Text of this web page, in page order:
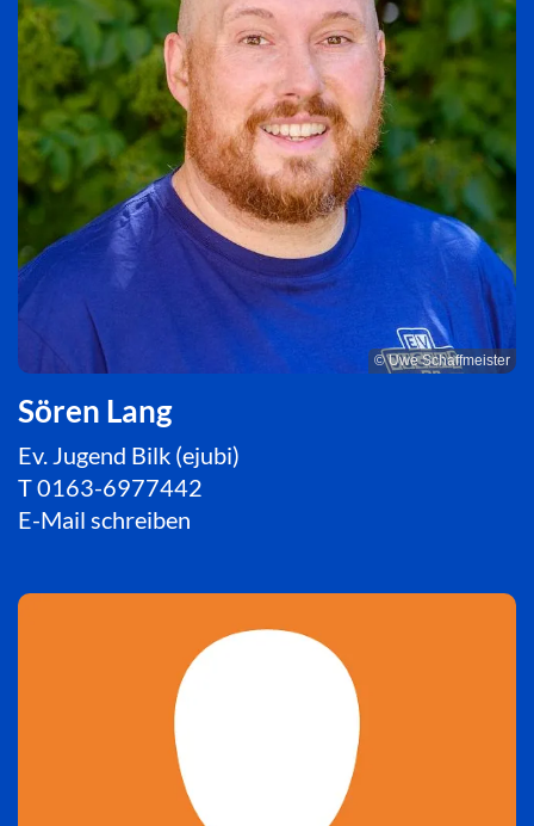
© Uwe Schaffmeister
Sören Lang
Ev. Jugend Bilk (ejubi)
T0163-6977442
E-Mail schreiben